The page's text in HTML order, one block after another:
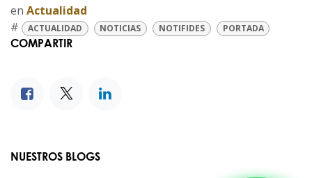
en Actualidad
#
ACTUALIDAD NOTICIAS NOTIFIDES PORTADA
COMPARTIR
NUESTROS BLOGS